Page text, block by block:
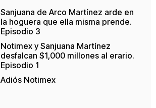
Sanjuana de Arco Martínez arde en
la hoguera que ella misma prende.
Episodio 3
Notimex y Sanjuana Martínez
desfalcan $1,000 millones al erario.
Episodio 1
Adiós Notimex